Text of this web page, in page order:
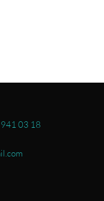
03 18